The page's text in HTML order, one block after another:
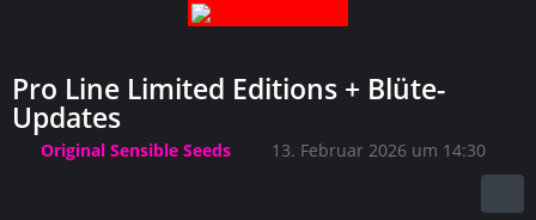
Pro Line Limited Editions + Blüte-
Updates
Original Sensible Seeds 13. Februar 2026 um 14:30